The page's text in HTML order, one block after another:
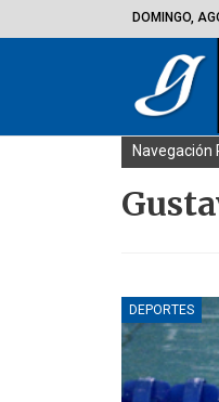
DOMINGO,
Navegación
DEPORTES